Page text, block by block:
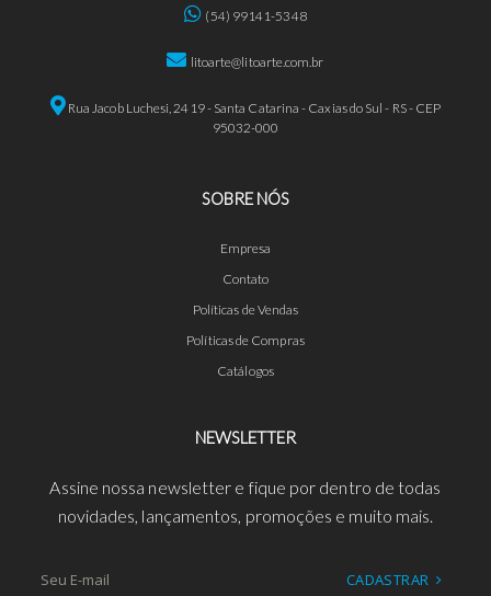
(54) 99141-5348
litoarte@litoarte.com.br
Rua Jacob Luchesi, 2419 - Santa Catarina - Caxias do Sul - RS - CEP
95032-000
SOBRE NÓS
Empresa
Contato
Políticas de Vendas
Políticas de Compras
Catálogos
NEWSLETTER
Assine nossa newsletter e fique por dentro de todas
novidades, lançamentos, promoções e muito mais.
CADASTRAR